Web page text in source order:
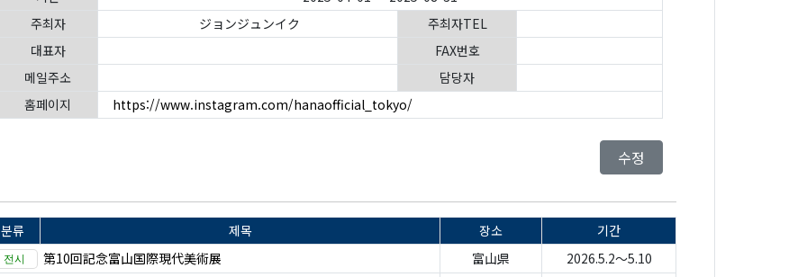
주최자
ジョンジュンイク
주최자TEL
대표자
FAX번호
메일주소
담당자
홈페이지
https://www.instagram.com/hanaofficial_tokyo/
수정
분류 제목 장소
기간
第10回記念富山国際現代美術展
富山県
2026.5.2～5.10